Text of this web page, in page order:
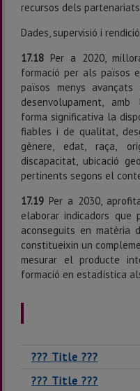
recursos dels
Dades, supervisió i
17.18 Per a 2020,
formació per als països
països menys
desenvolupament,
forma significativa la
fiables i de qualitat,
gènere, edat, raça,
discapacitat, ubicació
pertinents segons el
17.19 Per a 2030,
elaborar indicadors que
aconseguits en matèria
constitueixin un
mesurar el producte
formació en estadística
??? Title ???
??? Title ???